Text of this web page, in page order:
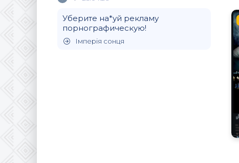
Уберите на*уй рекламу
порнографическую!
Імперія сонця